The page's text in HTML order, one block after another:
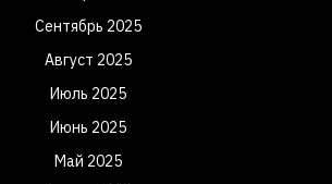
Сентябрь 2025
Август 2025
Июль 2025
Июнь 2025
Май 2025